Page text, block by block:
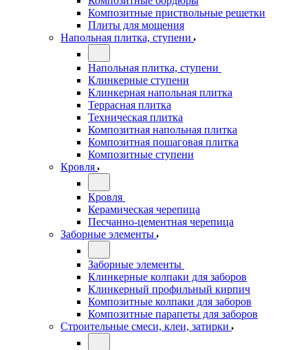
Композитные приствольные решетки
Плиты для мощения
Напольная плитка, ступени
Напольная плитка, ступени
Клинкерные ступени
Клинкерная напольная плитка
Террасная плитка
Техническая плитка
Композитная напольная плитка
Композитная пошаговая плитка
Композитные ступени
Кровля
Кровля
Керамическая черепица
Песчанно-цементная черепица
Заборные элементы
Заборные элементы
Клинкерные колпаки для заборов
Клинкерный профильный кирпич
Композитные колпаки для заборов
Композитные парапеты для заборов
Строительные смеси, клеи, затирки